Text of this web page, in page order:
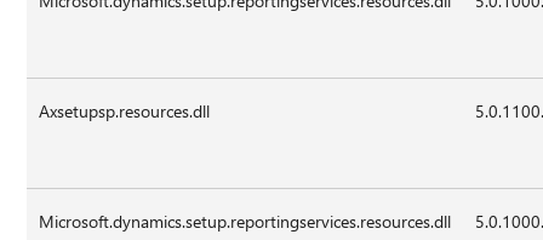
Axsetupsp.resources.dll
Microsoft.dynamics.setup.reportingservices.resources.dll